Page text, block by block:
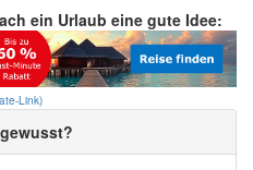
ein Urlaub eine gute Idee:
Link)